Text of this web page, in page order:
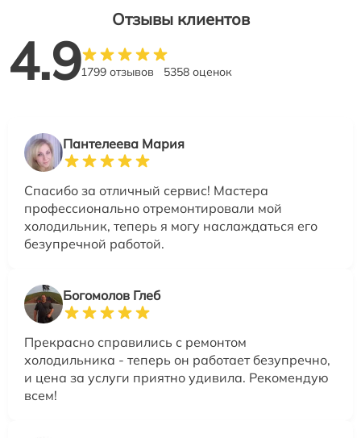
Отзывы клиентов
4.91799 отзывов 5358 оценок
Пантелеева Мария
Спасибо за отличный сервис! Мастера
профессионально отремонтировали мой
холодильник, теперь я могу наслаждаться его
безупречной работой.
Богомолов Глеб
Прекрасно справились с ремонтом
холодильника - теперь он работает безупречно,
и цена за услуги приятно удивила. Рекомендую
всем!